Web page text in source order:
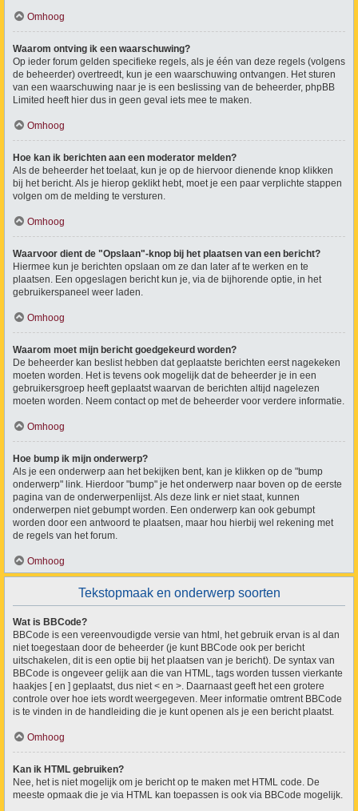
Omhoog
Waarom ontving ik een waarschuwing?
Op ieder forum gelden specifieke regels, als je één van deze regels (volgens
de beheerder) overtreedt, kun je een waarschuwing ontvangen. Het sturen
van een waarschuwing naar je is een beslissing van de beheerder, phpBB
Limited heeft hier dus in geen geval iets mee te maken.
Omhoog
Hoe kan ik berichten aan een moderator melden?
Als de beheerder het toelaat, kun je op de hiervoor dienende knop klikken
bij het bericht. Als je hierop geklikt hebt, moet je een paar verplichte stappen
volgen om de melding te versturen.
Omhoog
Waarvoor dient de "Opslaan"-knop bij het plaatsen van een bericht?
Hiermee kun je berichten opslaan om ze dan later af te werken en te
plaatsen. Een opgeslagen bericht kun je, via de bijhorende optie, in het
gebruikerspaneel weer laden.
Omhoog
Waarom moet mijn bericht goedgekeurd worden?
De beheerder kan beslist hebben dat geplaatste berichten eerst nagekeken
moeten worden. Het is tevens ook mogelijk dat de beheerder je in een
gebruikersgroep heeft geplaatst waarvan de berichten altijd nagelezen
moeten worden. Neem contact op met de beheerder voor verdere informatie.
Omhoog
Hoe bump ik mijn onderwerp?
Als je een onderwerp aan het bekijken bent, kan je klikken op de "bump
onderwerp" link. Hierdoor "bump" je het onderwerp naar boven op de eerste
pagina van de onderwerpenlijst. Als deze link er niet staat, kunnen
onderwerpen niet gebumpt worden. Een onderwerp kan ook gebumpt
worden door een antwoord te plaatsen, maar hou hierbij wel rekening met
de regels van het forum.
Omhoog
Tekstopmaak en onderwerp soorten
Wat is BBCode?
BBCode is een vereenvoudigde versie van html, het gebruik ervan is al dan
niet toegestaan door de beheerder (je kunt BBCode ook per bericht
uitschakelen, dit is een optie bij het plaatsen van je bericht). De syntax van
BBCode is ongeveer gelijk aan die van HTML, tags worden tussen vierkante
haakjes [ en ] geplaatst, dus niet < en >. Daarnaast geeft het een grotere
controle over hoe iets wordt weergegeven. Meer informatie omtrent BBCode
is te vinden in de handleiding die je kunt openen als je een bericht plaatst.
Omhoog
Kan ik HTML gebruiken?
Nee, het is niet mogelijk om je bericht op te maken met HTML code. De
meeste opmaak die je via HTML kan toepassen is ook via BBCode mogelijk.